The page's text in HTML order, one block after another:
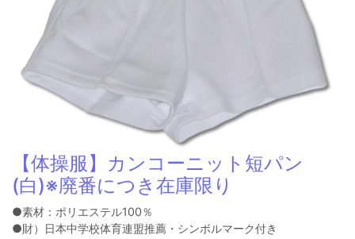
【体操服】カンコーニット短パン
(白)※廃番につき在庫限り
●素材：ポリエステル100％
●財）日本中学校体育連盟推薦・シンボルマーク付き